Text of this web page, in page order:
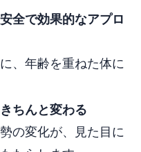
全で効果的なアプロ
、年齢を重ねた体に
ちんと変わる
の変化が、見た目に